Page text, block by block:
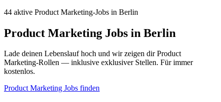
44 aktive Product Marketing-Jobs in Berlin
Product Marketing Jobs in Berlin
Lade deinen Lebenslauf hoch und wir zeigen dir Product
Marketing-Rollen — inklusive exklusiver Stellen. Für immer
kostenlos.
Product Marketing Jobs finden